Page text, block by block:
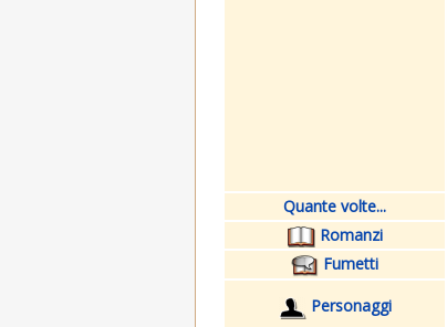
Quante volte...
Romanzi
Fumetti
Personaggi